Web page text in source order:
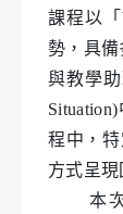
課程以
勢，具
與教學
程中，
方式呈現
本